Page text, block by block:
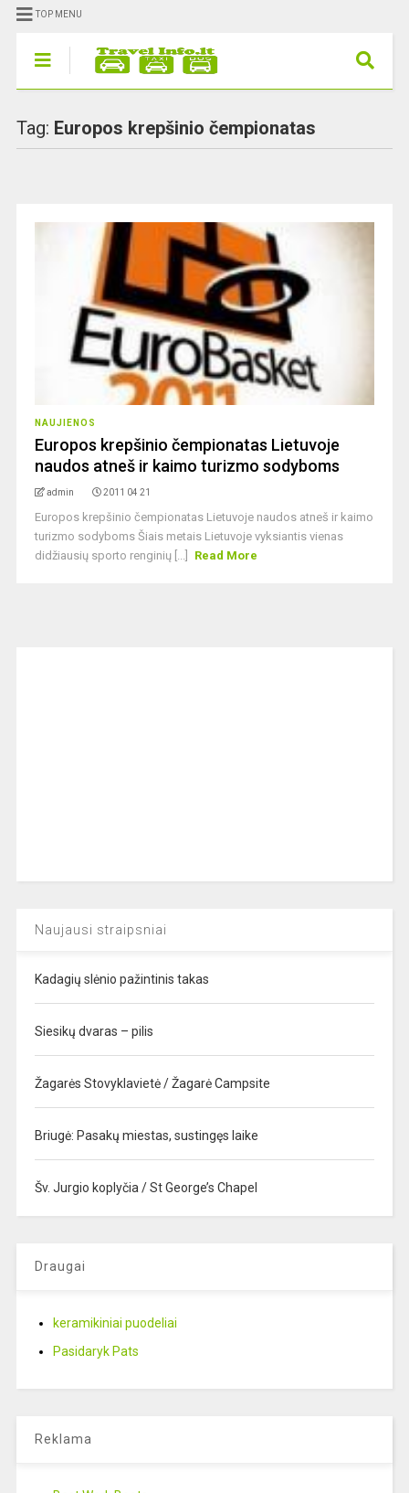
TOP MENU
Tag: Europos krepšinio čempionatas
NAUJIENOS
Europos krepšinio čempionatas Lietuvoje
naudos atneš ir kaimo turizmo sodyboms
admin 2011 04 21
Europos krepšinio čempionatas Lietuvoje naudos atneš ir kaimo
turizmo sodyboms Šiais metais Lietuvoje vyksiantis vienas
didžiausių sporto renginių [...]
Read More
Naujausi straipsniai
Kadagių slėnio pažintinis takas
Siesikų dvaras – pilis
Žagarės Stovyklavietė / Žagarė Campsite
Briugė: Pasakų miestas, sustingęs laike
Šv. Jurgio koplyčia / St George’s Chapel
Draugai
keramikiniai puodeliai
Pasidaryk Pats
Reklama